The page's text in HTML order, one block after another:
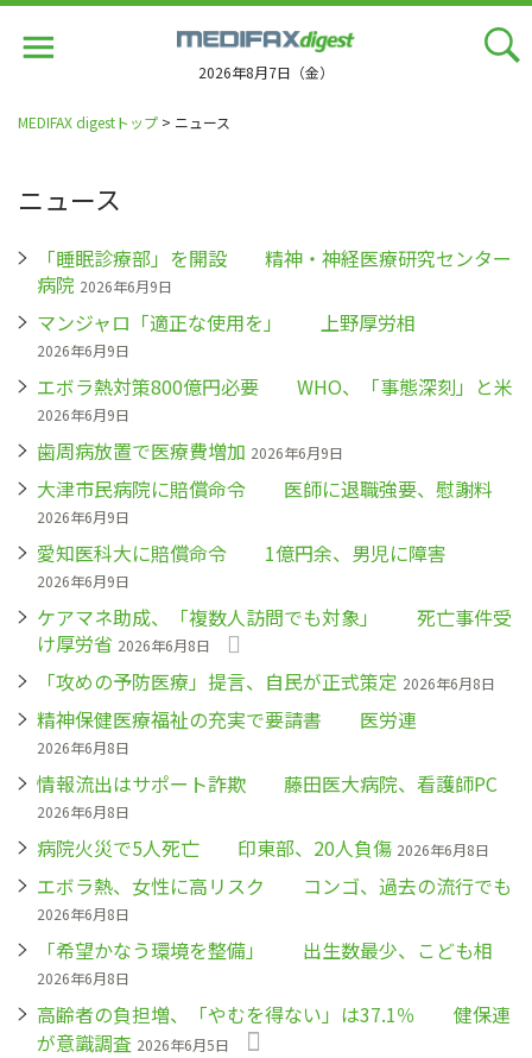
2026年8月7日（金）
MEDIFAX digestトップ > ニュース
ニュース
「睡眠診療部」を開設 精神・神経医療研究センター
病院 2026年6月9日
マンジャロ「適正な使用を」 上野厚労相
2026年6月9日
エボラ熱対策800億円必要 WHO、「事態深刻」と米
2026年6月9日
歯周病放置で医療費増加 2026年6月9日
大津市民病院に賠償命令 医師に退職強要、慰謝料
2026年6月9日
愛知医科大に賠償命令 1億円余、男児に障害
2026年6月9日
ケアマネ助成、「複数人訪問でも対象」 死亡事件受
け厚労省 2026年6月8日
「攻めの予防医療」提言、自民が正式策定 2026年6月8日
精神保健医療福祉の充実で要請書 医労連
2026年6月8日
情報流出はサポート詐欺 藤田医大病院、看護師PC
2026年6月8日
病院火災で5人死亡 印東部、20人負傷 2026年6月8日
エボラ熱、女性に高リスク コンゴ、過去の流行でも
2026年6月8日
「希望かなう環境を整備」 出生数最少、こども相
2026年6月8日
高齢者の負担増、「やむを得ない」は37.1％ 健保連
が意識調査 2026年6月5日